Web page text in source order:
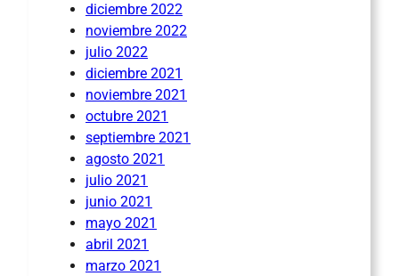
diciembre 2022
noviembre 2022
julio 2022
diciembre 2021
noviembre 2021
octubre 2021
septiembre 2021
agosto 2021
julio 2021
junio 2021
mayo 2021
abril 2021
marzo 2021